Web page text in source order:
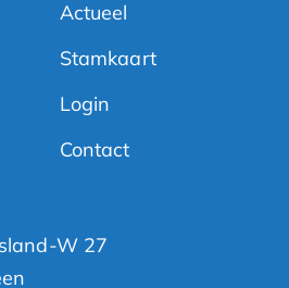
Actueel
Stamkaart
Login
Contact
W 27